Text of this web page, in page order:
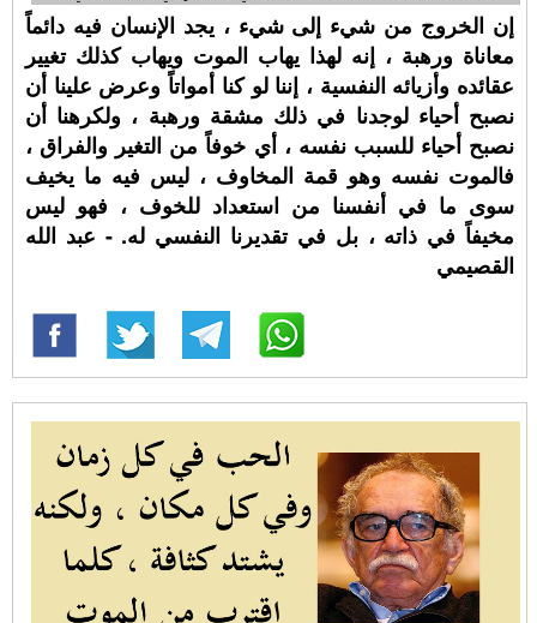
إن الخروج من شيء إلى شيء ، يجد الإنسان فيه دائماً
معاناة ورهبة ، إنه لهذا يهاب الموت ويهاب كذلك تغيير
عقائده وأزيائه النفسية ، إننا لو كنا أمواتاً وعرض علينا أن
نصبح أحياء لوجدنا في ذلك مشقة ورهبة ، ولكرهنا أن
نصبح أحياء للسبب نفسه ، أي خوفاً من التغير والفراق ،
فالموت نفسه وهو قمة المخاوف ، ليس فيه ما يخيف
سوى ما في أنفسنا من استعداد للخوف ، فهو ليس
مخيفاً في ذاته ، بل في تقديرنا النفسي له. - عبد الله
القصيمي